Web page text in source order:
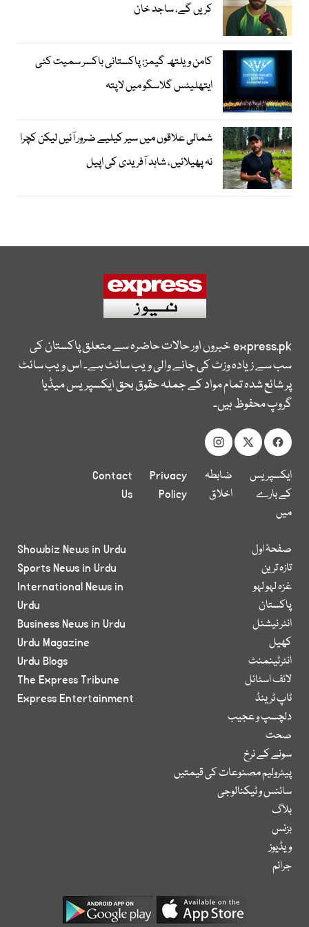
کریں گے، ساجد خان
کامن ویلتھ گیمز: پاکستانی باکسر سمیت کئی
ایتھلیٹس گلاسگو میں لاپتہ
شمالی علاقوں میں سیر کیلیے ضرور آئیں لیکن کچرا
نہ پھیلائیں، شاہد آفریدی کی اپیل
express.pkخبروں اور حالات حاضرہ سے متعلق پاکستان کی
سب سے زیادہ وزٹ کی جانے والی ویب سائٹ ہے۔ اس ویب سائٹ
پر شائع شدہ تمام مواد کے جملہ حقوق بحق ایکسپریس میڈیا
گروپ محفوظ ہیں۔
ایکسپریس
کے بارے
میں
ضابطہ
اخلاق
Privacy
Policy
Contact
Us
صفحۂ اول
تازہ ترین
غزہ لہو لہو
پاکستان
انٹر نیشنل
کھیل
انٹرٹینمنٹ
لائف اسٹائل
ٹاپ ٹرینڈ
دلچسپ و عجیب
صحت
سونے کے نرخ
پیٹرولیم مصنوعات کی قیمتیں
سائنس و ٹیکنالوجی
بلاگ
بزنس
ویڈیوز
جرائم
Showbiz News in Urdu
Sports News in Urdu
International News in
Urdu
Business News in Urdu
Urdu Magazine
Urdu Blogs
The Express Tribune
Express Entertainment